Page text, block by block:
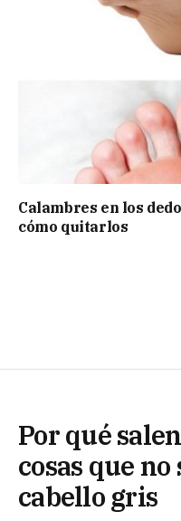
Calambres en los
cómo quitarlos
Por qué
cosas que
cabello gris